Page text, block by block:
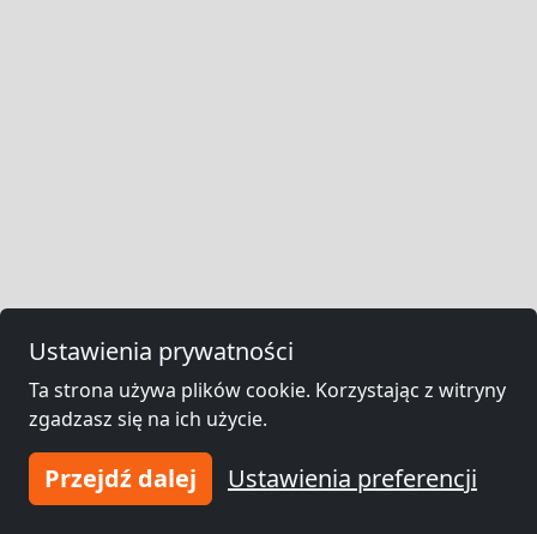
Ustawienia prywatności
Ta strona używa plików cookie. Korzystając z witryny
zgadzasz się na ich użycie.
Przejdź dalej Ustawienia preferencji